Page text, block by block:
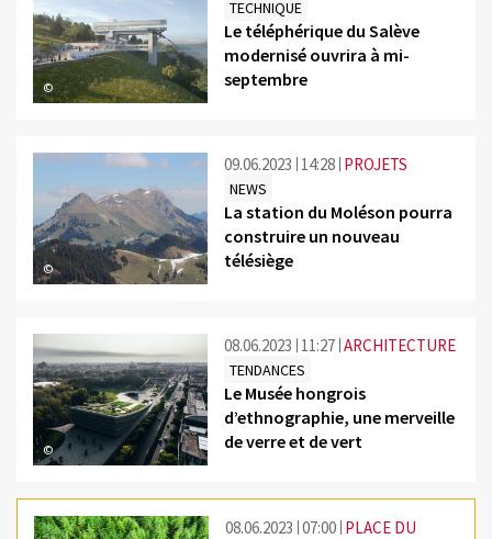
©
TECHNIQUE
Le téléphérique du Salève
modernisé ouvrira à mi-
septembre
©
09.06.2023 14:28 PROJETS
NEWS
La station du Moléson pourra
construire un nouveau
télésiège
©
08.06.2023 11:27 ARCHITECTURE
TENDANCES
Le Musée hongrois
d’ethnographie, une merveille
de verre et de vert
08.06.2023 07:00 PLACE DU